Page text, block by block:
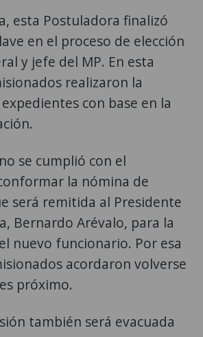
esta Postuladora finalizó
en el proceso de elección
y jefe del MP. En esta
realizaron la
con base en la
se cumplió con el
la nómina de
será remitida al Presidente
Bernardo Arévalo, para la
nuevo funcionario. Por esa
acordaron volverse
próximo.
también será evacuada